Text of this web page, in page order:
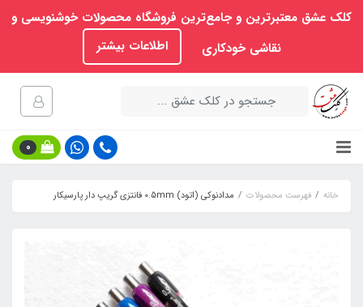
کلک عشق معتبرترین و جامع‌ترین فروشگاه محصولات خوشنویسی و
نقاشی خودکاری
اطلاعات بیشتر
0
خانه فهرست محصولات مدادنوکی (اتود) 0.5mm فانتزی گریپ‏ دار پارسیکار